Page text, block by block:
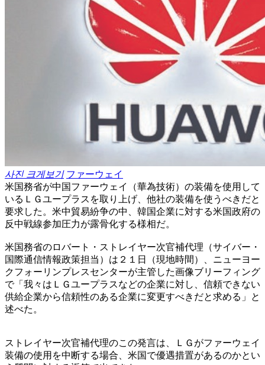
사진 크게보기 ファーウェイ
米国務省が中国ファーウェイ（華為技術）の装備を使用して
いるＬＧユープラスを取り上げ、他社の装備を使うべきだと
要求した。米中貿易紛争の中、韓国企業に対する米国政府の
反中戦線参加圧力が露骨化する様相だ。
米国務省のロバート・ストレイヤー次官補代理（サイバー・
国際通信情報政策担当）は２１日（現地時間）、ニューヨー
クフォーリンプレスセンターが主管した画像ブリーフィング
で「我々はＬＧユープラスなどの企業に対し、信頼できない
供給企業から信頼性のある企業に変更すべきだと求める」と
述べた。
ストレイヤー次官補代理のこの発言は、ＬＧがファーウェイ
装備の使用を中断する場合、米国で優遇措置があるのかとい